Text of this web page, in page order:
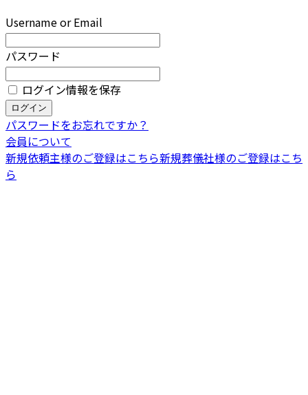
Username or Email
パスワード
ログイン情報を保存
パスワードをお忘れですか？
会員について
新規依頼主様のご登録はこちら新規葬儀社様のご登録はこち
ら